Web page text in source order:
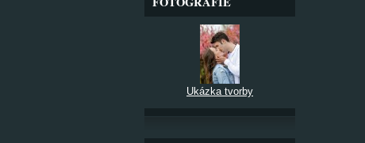
Ukázka tvorby